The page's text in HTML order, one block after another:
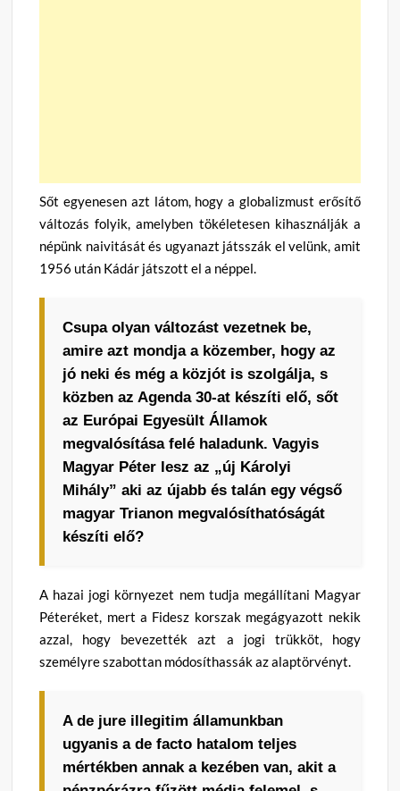
Sőt egyenesen azt látom, hogy a globalizmust erősítő
változás folyik, amelyben tökéletesen kihasználják a
népünk naivitását és ugyanazt játsszák el velünk, amit
1956 után Kádár játszott el a néppel.
Csupa olyan változást vezetnek be,
amire azt mondja a közember, hogy az
jó neki és még a közjót is szolgálja, s
közben az Agenda 30-at készíti elő, sőt
az Európai Egyesült Államok
megvalósítása felé haladunk. Vagyis
Magyar Péter lesz az „új Károlyi
Mihály” aki az újabb és talán egy végső
magyar Trianon megvalósíthatóságát
készíti elő?
A hazai jogi környezet nem tudja megállítani Magyar
Péteréket, mert a Fidesz korszak megágyazott nekik
azzal, hogy bevezették azt a jogi trükköt, hogy
személyre szabottan módosíthassák az alaptörvényt.
A de jure illegitim államunkban
ugyanis a de facto hatalom teljes
mértékben annak a kezében van, akit a